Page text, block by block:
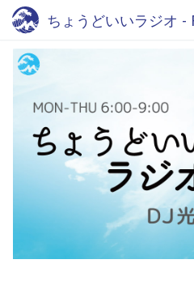
ちょうどいいラジオ